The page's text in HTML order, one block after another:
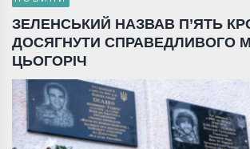
ЗЕЛЕНСЬКИЙ НАЗВАВ П’ЯТЬ
ДОСЯГНУТИ СПРАВЕДЛИВОГО
ЦЬОГОРІЧ